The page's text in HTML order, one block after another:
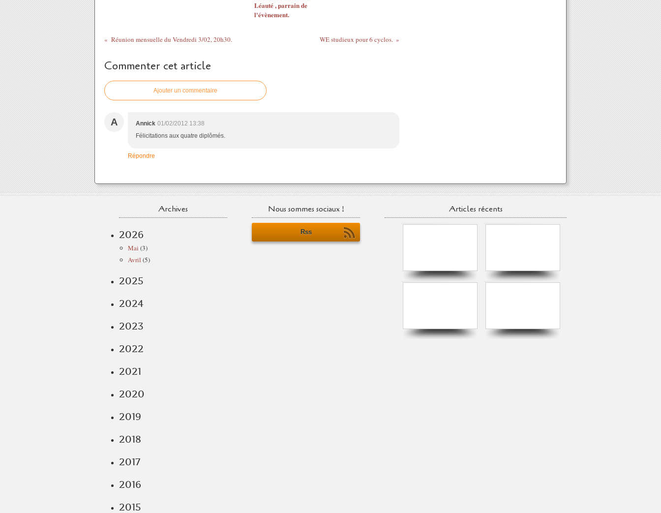
Léauté , parrain de
l'évènement.
Réunion mensuelle du Vendredi 3/02, 20h30. WE studieux pour 6 cyclos.
Commenter cet article
Ajouter un commentaire
A Annick 01/02/2012 13:38
Félicitations aux quatre diplômés.
Répondre
Archives
2026
Mai (3)
Avril (5)
2025
2024
2023
2022
2021
2020
2019
2018
2017
2016
2015
Nous sommes sociaux !
Rss
Articles récents